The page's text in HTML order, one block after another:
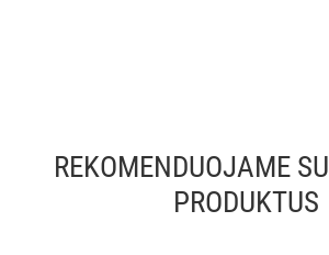
REKOMENDUOJAME
PRODUKTUS